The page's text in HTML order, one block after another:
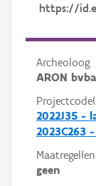
https://
Archeoloog
ARON bvba
2022J35 -
2023C263
geen